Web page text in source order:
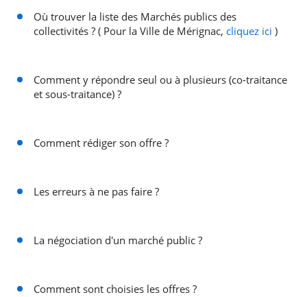
Où trouver la liste des Marchés publics des
collectivités ? ( Pour la Ville de Mérignac, cliquez ici )
Comment y répondre seul ou à plusieurs (co-traitance
et sous-traitance) ?
Comment rédiger son offre ?
Les erreurs à ne pas faire ?
La négociation d'un marché public ?
Comment sont choisies les offres ?